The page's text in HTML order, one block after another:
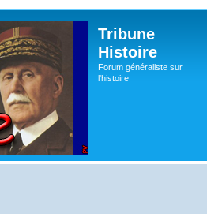
Tribune
Histoire
Forum généraliste sur
l'histoire